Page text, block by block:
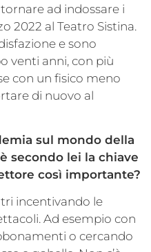
ad indossare i
2022 al Teatro Sistina.
e sono
venti anni, con più
con un fisico meno
di nuovo al
sul mondo della
secondo lei la chiave
così importante?
incentivando le
Ad esempio con
o cercando